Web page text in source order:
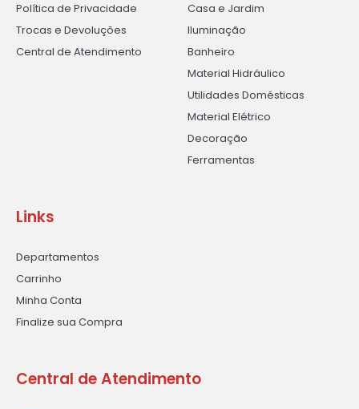
Política de Privacidade
Trocas e Devoluções
Central de Atendimento
Casa e Jardim
Iluminação
Banheiro
Material Hidráulico
Utilidades Domésticas
Material Elétrico
Decoração
Ferramentas
Links
Departamentos
Carrinho
Minha Conta
Finalize sua Compra
Central de Atendimento